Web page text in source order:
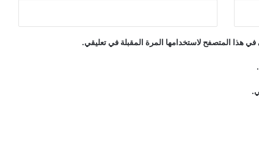
هذا المتصفح لاستخدامها المرة المقبلة في تعليقي.